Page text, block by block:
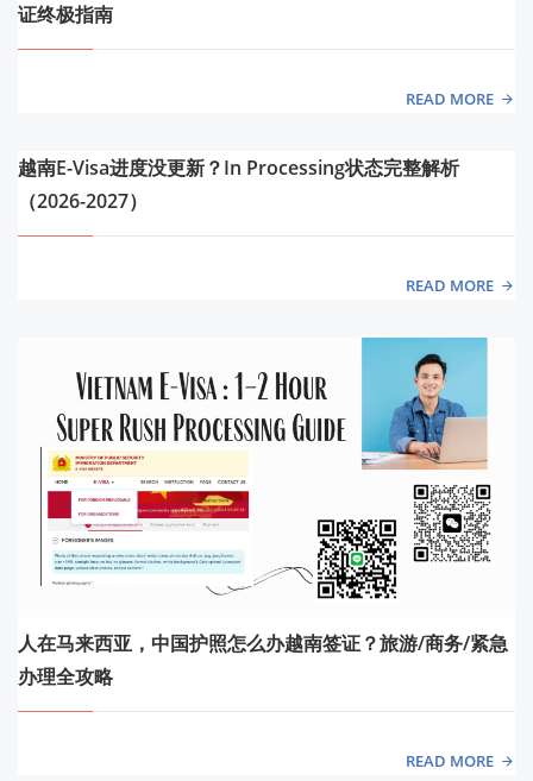
证终极指南
READ MORE
越南E-Visa进度没更新？In Processing状态完整解析
（2026-2027）
READ MORE
人在马来西亚，中国护照怎么办越南签证？旅游/商务/紧急
办理全攻略
READ MORE